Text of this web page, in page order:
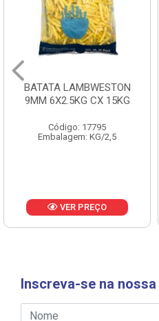
BATATA LAMBWESTON
9MM 6X2.5KG CX 15KG
Código: 17795
Embalagem: KG/2,5
VER PREÇO
Inscreva-se na